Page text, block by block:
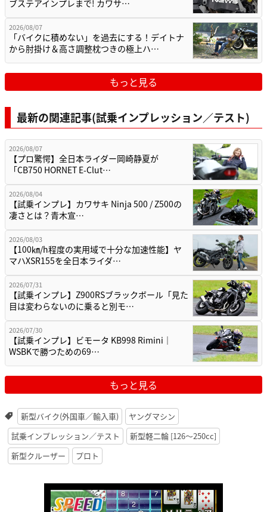
ブステアインプレまで! カワサ…
2026/08/07
「バイクに積めない」を過去にする！デイトナ
から肘掛け＆高さ調整枕つきの極上ハ…
もっと見る
最新の関連記事(試乗インプレッション／テスト)
2026/08/07
【プロ驚愕】全日本ライダー岡崎静夏が
「CB750 HORNET E-Clut…
2026/08/04
【試乗インプレ】カワサキ Ninja 500 / Z500の
凄さとは？青木宣…
2026/08/03
【100㎞/h程度の実用域で十分な加速性能】ヤ
マハXSR155を全日本ライダ…
2026/07/31
【試乗インプレ】Z900RSブラックボール「見た
目は変わらないのに乗ると別モ…
2026/07/30
【試乗インプレ】ビモータ KB998 Rimini｜
WSBKで勝つための69…
もっと見る
新型バイク(外国車／輸入車)
ヤングマシン
試乗インプレッション／テスト
新型軽二輪 [126〜250cc]
新型クルーザー
プロト